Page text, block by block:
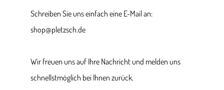
Schreiben Sie uns einfach eine E-Mail an:
shop@pletzsch.de
Wir freuen uns auf Ihre Nachricht und melden uns
schnellstmöglich bei Ihnen zurück.